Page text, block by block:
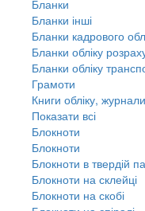
Бланки
Бланки інші
Бланки кадрового
Бланки обліку
Бланки обліку
Грамоти
Книги обліку, журнали
Показати всі
Блокноти
Блокноти
Блокноти в твердій
Блокноти на склейці
Блокноти на скобі